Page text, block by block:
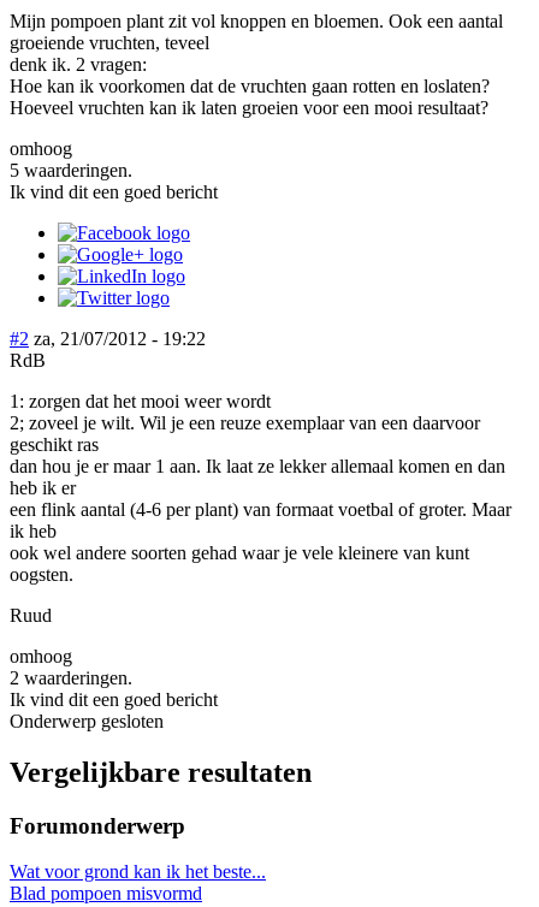
Mijn pompoen plant zit vol knoppen en bloemen. Ook een aantal
groeiende vruchten, teveel
denk ik. 2 vragen:
Hoe kan ik voorkomen dat de vruchten gaan rotten en loslaten?
Hoeveel vruchten kan ik laten groeien voor een mooi resultaat?
omhoog
5 waarderingen.
Ik vind dit een goed bericht
#2 za, 21/07/2012 - 19:22
RdB
1: zorgen dat het mooi weer wordt
2; zoveel je wilt. Wil je een reuze exemplaar van een daarvoor
geschikt ras
dan hou je er maar 1 aan. Ik laat ze lekker allemaal komen en dan
heb ik er
een flink aantal (4-6 per plant) van formaat voetbal of groter. Maar
ik heb
ook wel andere soorten gehad waar je vele kleinere van kunt
oogsten.
Ruud
omhoog
2 waarderingen.
Ik vind dit een goed bericht
Onderwerp gesloten
Vergelijkbare resultaten
Forumonderwerp
Wat voor grond kan ik het beste...
Blad pompoen misvormd